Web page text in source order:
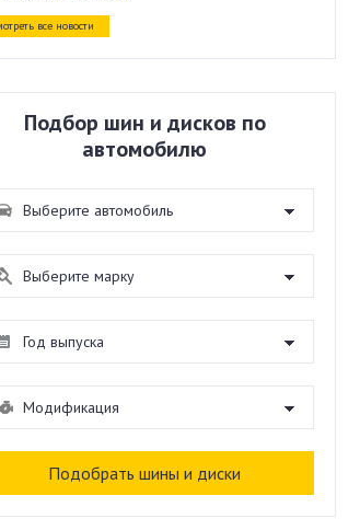
все новости
Подбор шин и дисков по
автомобилю